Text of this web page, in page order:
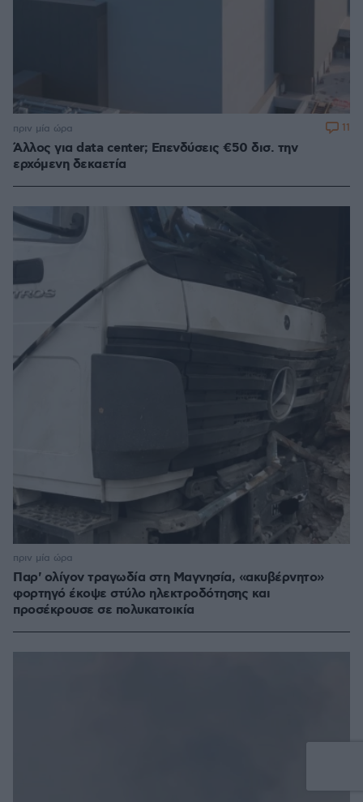
Άλλος για data center; Επενδύσεις €50 δισ. την
ερχόμενη δεκαετία
πριν μία ώρα 11
Παρ' ολίγον τραγωδία στη Μαγνησία, «ακυβέρνητο»
φορτηγό έκοψε στύλο ηλεκτροδότησης και
προσέκρουσε σε πολυκατοικία
πριν μία ώρα